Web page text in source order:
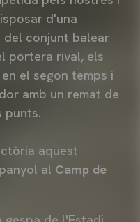
d'una
del conjunt balear
portera rival, els
el segon temps i
amb un remat de
punts.
aquest
al Camp de